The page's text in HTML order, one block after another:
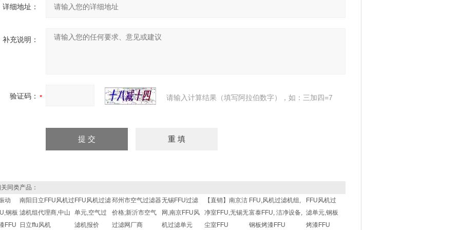
详细地址：
补充说明：
验证码： 请输入计算结果（填写阿拉伯数字），如：三加四=7
同类产品：
动
钢板
FFU
南阳日立FFU风机过
滤机组代理商,中山
日立ffu风机
FFU风机过滤
单元,空气过
滤机报价
邳州市空气过滤器
价格;新沂市空气
过滤网厂商
无锡FFU过滤
网,南京FFU风
机过滤单元
【直销】南京洁
净室FFU,无锡无
尘室FFU
FFU,风机过滤机组,
富泰FFU, 洁净设备,
钢板烤漆FFU
FFU风机过
滤单元,钢板
烤漆FFU